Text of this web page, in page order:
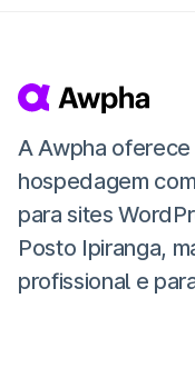
A Awpha oferece
hospedagem
para sites
Posto Ipiranga,
profissional e